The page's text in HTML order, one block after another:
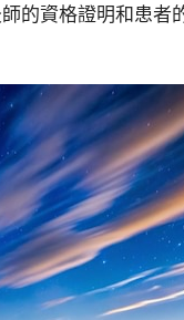
的資格證明和患